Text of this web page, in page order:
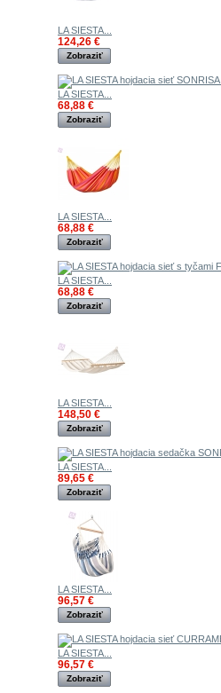
LA SIESTA...
124,26 €
Zobraziť
LA SIESTA...
68,88 €
Zobraziť
LA SIESTA...
68,88 €
Zobraziť
LA SIESTA...
68,88 €
Zobraziť
LA SIESTA...
148,50 €
Zobraziť
LA SIESTA...
89,65 €
Zobraziť
LA SIESTA...
96,57 €
Zobraziť
LA SIESTA...
96,57 €
Zobraziť